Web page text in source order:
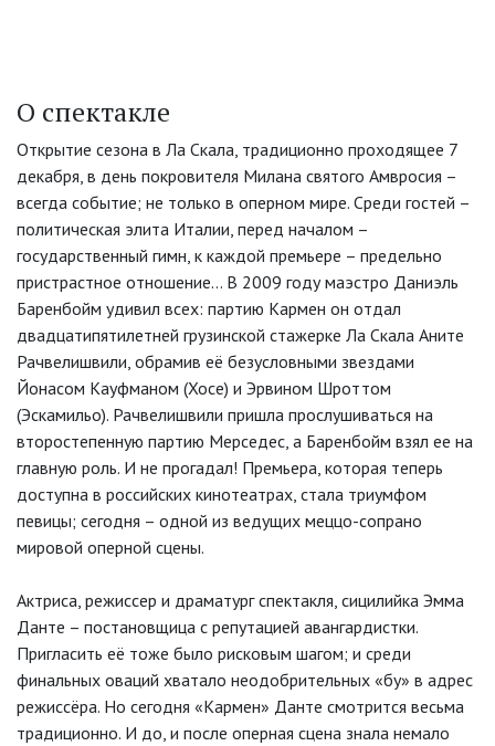
О спектакле
Открытие сезона в Ла Скала, традиционно проходящее 7
декабря, в день покровителя Милана святого Амвросия –
всегда событие; не только в оперном мире. Среди гостей –
политическая элита Италии, перед началом –
государственный гимн, к каждой премьере – предельно
пристрастное отношение… В 2009 году маэстро Даниэль
Баренбойм удивил всех: партию Кармен он отдал
двадцатипятилетней грузинской стажерке Ла Скала Аните
Рачвелишвили, обрамив её безусловными звездами
Йонасом Кауфманом (Хосе) и Эрвином Шроттом
(Эскамильо). Рачвелишвили пришла прослушиваться на
второстепенную партию Мерседес, а Баренбойм взял ее на
главную роль. И не прогадал! Премьера, которая теперь
доступна в российских кинотеатрах, стала триумфом
певицы; сегодня – одной из ведущих меццо-сопрано
мировой оперной сцены.
Актриса, режиссер и драматург спектакля, сицилийка Эмма
Данте – постановщица с репутацией авангардистки.
Пригласить её тоже было рисковым шагом; и среди
финальных оваций хватало неодобрительных «бу» в адрес
режиссёра. Но сегодня «Кармен» Данте смотрится весьма
традиционно. И до, и после оперная сцена знала немало